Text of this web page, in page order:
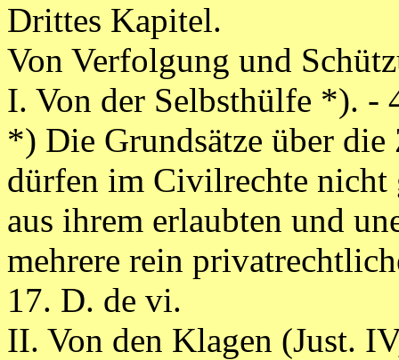
Drittes Kapitel.
Von Verfolgung und
I. Von der Selbsthülfe *). -
*) Die Grundsätze über
dürfen im Civilrechte nicht
aus ihrem erlaubten und
mehrere rein
17. D. de vi.
II. Von den Klagen (Just.